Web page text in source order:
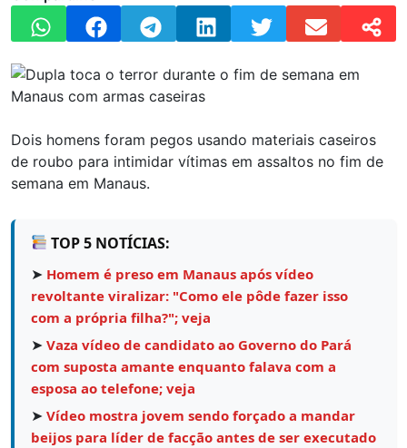
Dois homens foram pegos usando materiais caseiros
de roubo para intimidar vítimas em assaltos no fim de
semana em Manaus.
TOP 5 NOTÍCIAS:
➤ Homem é preso em Manaus após vídeo
revoltante viralizar: "Como ele pôde fazer isso
com a própria filha?"; veja
➤ Vaza vídeo de candidato ao Governo do Pará
com suposta amante enquanto falava com a
esposa ao telefone; veja
➤ Vídeo mostra jovem sendo forçado a mandar
beijos para líder de facção antes de ser executado